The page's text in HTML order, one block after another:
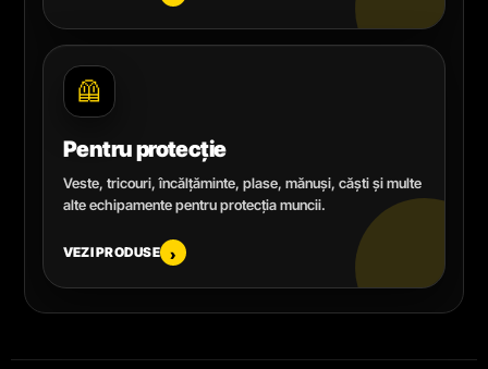
🦺
Pentru protecție
Veste, tricouri, încălțăminte, plase, mănuși, căști și multe
alte echipamente pentru protecția muncii.
VEZI PRODUSE ›